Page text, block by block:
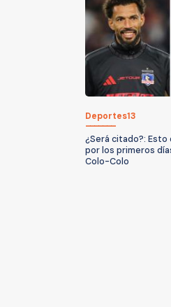
Deportes13
¿Será citado?:
por los primeros
Colo-Colo